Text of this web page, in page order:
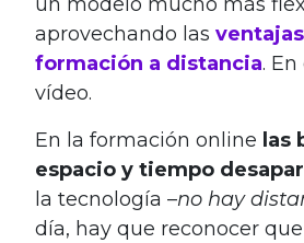
aprovechando las
formación a distancia. En
vídeo.
En la formación online las
espacio y tiempo
la tecnología –no hay
día, hay que reconocer